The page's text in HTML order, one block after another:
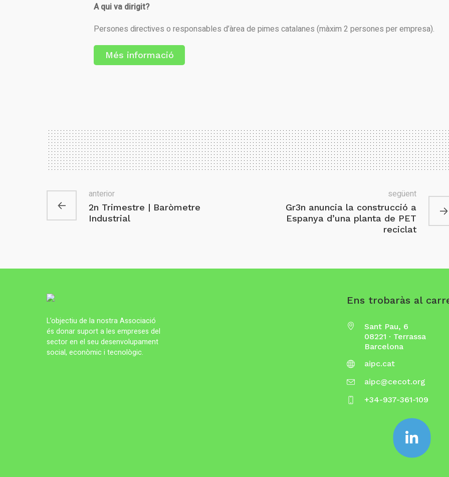
A qui va dirigit?
Persones directives o responsables d’àrea de pimes catalanes (màxim 2 persones per empresa).
Més informació
2n Trimestre | Baròmetre
Industrial
anterior
Gr3n anuncia la construcció a
Espanya d’una planta de PET
reciclat
següent
L’objectiu de la nostra Associació
és donar suport a les empreses del
sector en el seu desenvolupament
social, econòmic i tecnològic.
Ens trobaràs al
Sant Pau, 6
08221 · Terrassa
Barcelona
aipc.cat
aipc@cecot.org
+34-937-361-109